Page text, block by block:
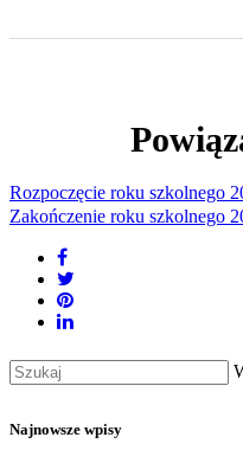
Rozpoczęcie roku szkolnego
Zakończenie roku szkolnego
Najnowsze wpisy